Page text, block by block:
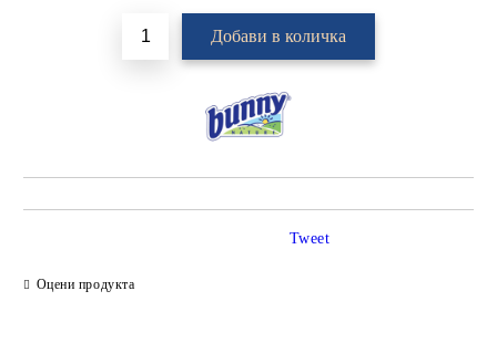
Оцени продукта
Tweet